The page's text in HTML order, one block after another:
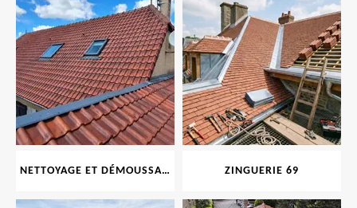
NETTOYAGE ET DÉMOUSSAGE DE TOITURE ET FAÇADE 69 ZINGUERIE 69